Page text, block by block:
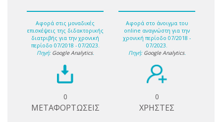
Αφορά στις μοναδικές
επισκέψεις της διδακτορικής
διατριβής για την χρονική
περίοδο 07/2018 - 07/2023.
Πηγή: Google Analytics.
Αφορά στο άνοιγμα του
online αναγνώστη για την
χρονική περίοδο 07/2018 -
07/2023.
Πηγή: Google Analytics.
0
ΜΕΤΑΦΟΡΤΩΣΕΙΣ
0
ΧΡΗΣΤΕΣ